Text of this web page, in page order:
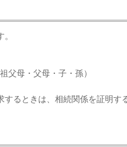
父母・父母・子・孫）
るときは、相続関係を証明す